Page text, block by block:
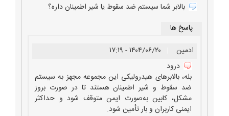
بالابر شما سیستم ضد سقوط یا شیر اطمینان داره؟
پاسخ ها
ادمین
۱۴۰۴/۰۶/۲۰ - ۱۷:۱۹
درود
بله، بالابرهای هیدرولیکی این مجموعه مجهز به سیستم
ضد سقوط و شیر اطمینان هستند تا در صورت بروز
مشکل، کابین به‌صورت ایمن متوقف شود و حداکثر
ایمنی کاربران و بار تأمین شود.